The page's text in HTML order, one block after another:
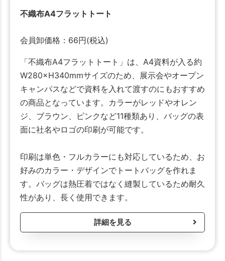
不織布A4フラットトート
会員卸価格： 66円(税込)
「不織布A4フラットトート」は、A4資料が入る約
W280×H340mmサイズのため、展示会やオープン
キャンパスなどで資料を入れて渡すのにもおすすめ
の商品となっています。カラーがレッドやオレン
ジ、ブラウン、ピンクなど11種類あり、バッグの表
面に社名やロゴの印刷が可能です。
印刷は単色・フルカラーにも対応しているため、お
好みのカラー・デザインでトートバッグを作れま
す。バッグは熱圧着ではなく縫製しているため耐久
性があり、長く使用できます。
詳細を見る